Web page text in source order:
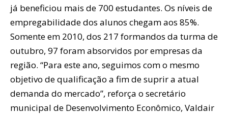
já beneficiou mais de 700 estudantes. Os níveis de
empregabilidade dos alunos chegam aos 85%.
Somente em 2010, dos 217 formandos da turma de
outubro, 97 foram absorvidos por empresas da
região. “Para este ano, seguimos com o mesmo
objetivo de qualificação a fim de suprir a atual
demanda do mercado”, reforça o secretário
municipal de Desenvolvimento Econômico, Valdair